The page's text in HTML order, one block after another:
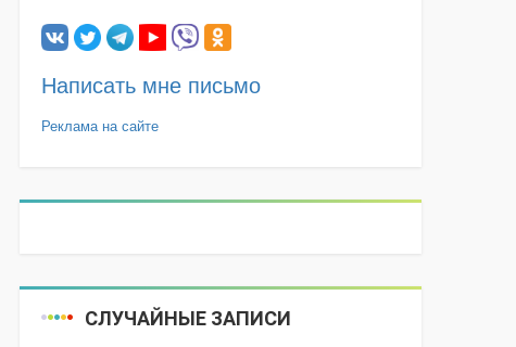
Написать мне письмо
Реклама на сайте
СЛУЧАЙНЫЕ ЗАПИСИ